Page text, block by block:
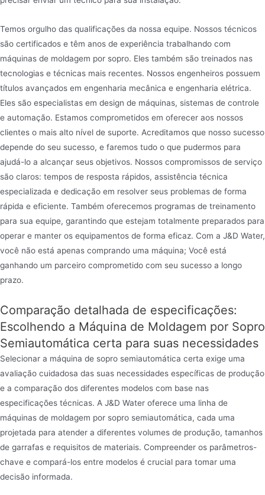
Temos orgulho das qualificações da nossa equipe. Nossos técnicos
são certificados e têm anos de experiência trabalhando com
máquinas de moldagem por sopro. Eles também são treinados nas
tecnologias e técnicas mais recentes. Nossos engenheiros possuem
títulos avançados em engenharia mecânica e engenharia elétrica.
Eles são especialistas em design de máquinas, sistemas de controle
e automação. Estamos comprometidos em oferecer aos nossos
clientes o mais alto nível de suporte. Acreditamos que nosso sucesso
depende do seu sucesso, e faremos tudo o que pudermos para
ajudá-lo a alcançar seus objetivos. Nossos compromissos de serviço
são claros: tempos de resposta rápidos, assistência técnica
especializada e dedicação em resolver seus problemas de forma
rápida e eficiente. Também oferecemos programas de treinamento
para sua equipe, garantindo que estejam totalmente preparados para
operar e manter os equipamentos de forma eficaz. Com a J&D Water,
você não está apenas comprando uma máquina; Você está
ganhando um parceiro comprometido com seu sucesso a longo
prazo.
Comparação detalhada de especificações:
Escolhendo a Máquina de Moldagem por Sopro
Semiautomática certa para suas necessidades
Selecionar a máquina de sopro semiautomática certa exige uma
avaliação cuidadosa das suas necessidades específicas de produção
e a comparação dos diferentes modelos com base nas
especificações técnicas. A J&D Water oferece uma linha de
máquinas de moldagem por sopro semiautomática, cada uma
projetada para atender a diferentes volumes de produção, tamanhos
de garrafas e requisitos de materiais. Compreender os parâmetros-
chave e compará-los entre modelos é crucial para tomar uma
decisão informada.